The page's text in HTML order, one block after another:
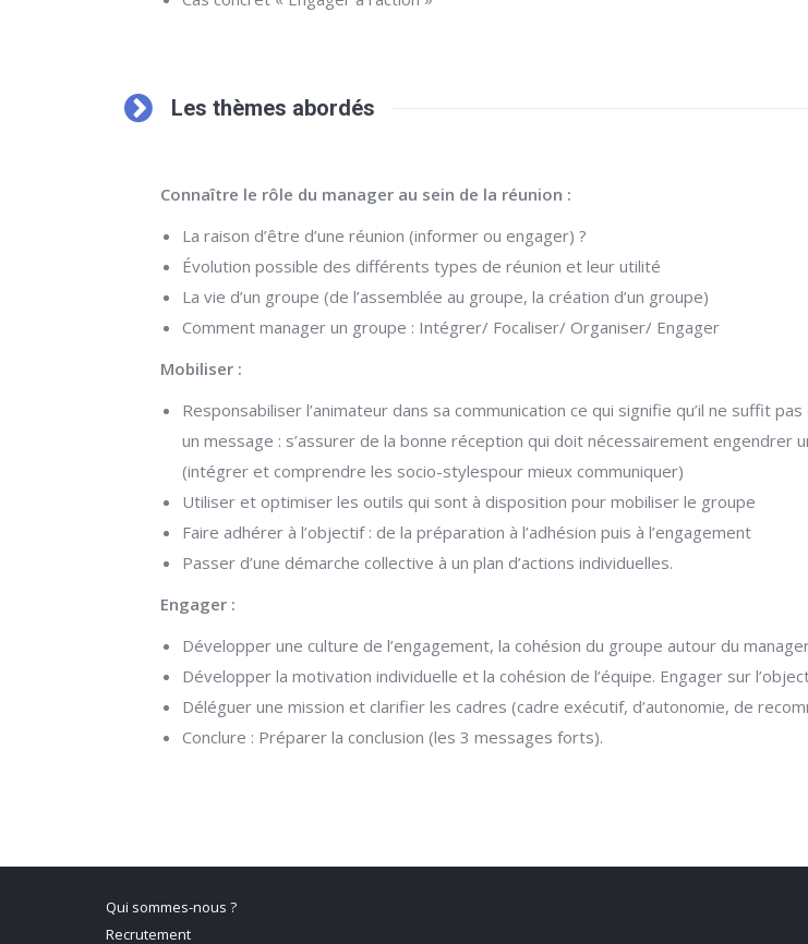
Les thèmes abordés
Connaître le rôle du manager au sein de la réunion :
La raison d’être d’une réunion (informer ou engager) ?
Évolution possible des différents types de réunion et leur utilité
La vie d’un groupe (de l’assemblée au groupe, la création d’un groupe)
Comment manager un groupe : Intégrer/ Focaliser/ Organiser/ Engager
Mobiliser :
Responsabiliser l’animateur dans sa communication ce qui signifie qu’il ne suffit
un message : s’assurer de la bonne réception qui doit nécessairement engendrer
(intégrer et comprendre les socio-stylespour mieux communiquer)
Utiliser et optimiser les outils qui sont à disposition pour mobiliser le groupe
Faire adhérer à l’objectif : de la préparation à l’adhésion puis à l’engagement
Passer d’une démarche collective à un plan d’actions individuelles.
Engager :
Développer une culture de l’engagement, la cohésion du groupe autour du
Développer la motivation individuelle et la cohésion de l’équipe. Engager sur
Déléguer une mission et clarifier les cadres (cadre exécutif, d’autonomie, de
Conclure : Préparer la conclusion (les 3 messages forts).
Qui sommes-nous ?
Recrutement